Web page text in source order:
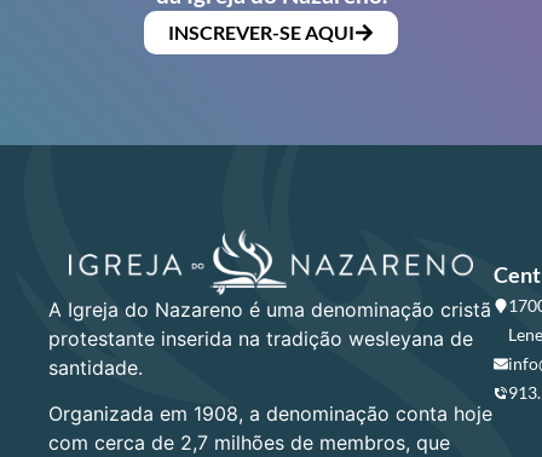
INSCREVER-SE AQUI
A Igreja do Nazareno é uma denominação cristã
protestante inserida na tradição wesleyana de
santidade.
Organizada em 1908, a denominação conta hoje
com cerca de 2,7 milhões de membros, que